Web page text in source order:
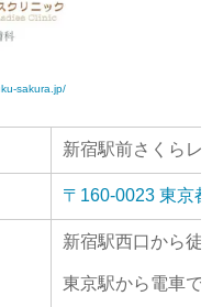
sakura.jp/
新宿駅前さくらレ
〒160-0023 東京
新宿駅西口から徒
東京駅から電車で